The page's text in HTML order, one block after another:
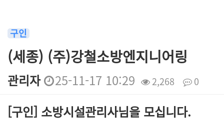
구인
(세종) (주)강철소방엔지니어링
관리자 25-11-17 10:29 2,268 0
본문
[구인] 소방시설관리사님을 모십니다.